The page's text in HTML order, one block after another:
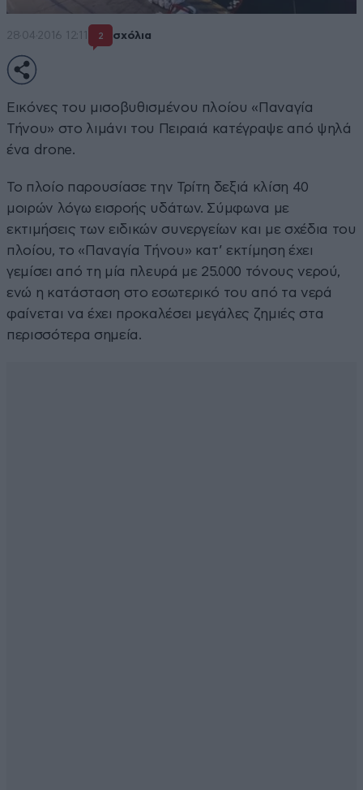
28·04·2016 12:11 2 σχόλια
Εικόνες του μισοβυθισμένου πλοίου «Παναγία
Τήνου» στο λιμάνι του Πειραιά κατέγραψε από ψηλά
ένα drone.
Το πλοίο παρουσίασε την Τρίτη δεξιά κλίση 40
μοιρών λόγω εισροής υδάτων. Σύμφωνα με
εκτιμήσεις των ειδικών συνεργείων και με σχέδια του
πλοίου, το «Παναγία Τήνου» κατ’ εκτίμηση έχει
γεμίσει από τη μία πλευρά με 25.000 τόνους νερού,
ενώ η κατάσταση στο εσωτερικό του από τα νερά
φαίνεται να έχει προκαλέσει μεγάλες ζημιές στα
περισσότερα σημεία.